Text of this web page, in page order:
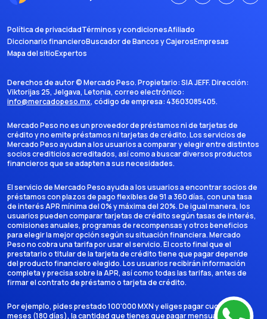
Política de privacidadTérminos y condicionesAfiliado
Diccionario financieroBuscador de Bancos y CajerosEmpresas
Mapa del sitioExpertos
Derechos de autor ©Mercado Peso. Propietario:SIA JEFF. Dirección:
Viktorijas 25, Jelgava, Letonia, correo electrónico:
info@mercadopeso.mx, código de empresa: 43603085405.
Mercado Peso no es un proveedor de préstamos ni de tarjetas de
crédito y no emite préstamos ni tarjetas de crédito. Los servicios de
Mercado Peso ayudan a los usuarios a comparar y elegir entre distintos
socios crediticios acreditados, así como a buscar diversos productos
financieros que se adapten a sus necesidades.
El servicio de Mercado Peso ayuda a los usuarios a encontrar socios de
préstamos con plazos de pago flexibles de 91 a 360 días, con una tasa
de interés APR mínima del 0% y máxima del 20%. De igual manera, los
usuarios pueden comparar tarjetas de crédito según tasas de interés,
comisiones anuales, programas de recompensas y otros beneficios
para elegir la mejor opción según su situación financiera. Mercado
Peso no cobra una tarifa por usar el servicio. El costo final que el
prestatario o titular de la tarjeta de crédito tiene que pagar depende
del producto financiero elegido. Los usuarios recibirán información
completa y precisa sobre la APR, así como todas las tarifas, antes de
firmar el contrato de préstamo o tarjeta de crédito.
Por ejemplo, pides prestado 100'000 MXN y eliges pagar cuotas en 6
meses (180 días), la cantidad que tienes que pagar mensualmente es